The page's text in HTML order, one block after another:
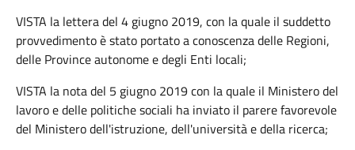
VISTA la lettera del 4 giugno 2019, con la quale il suddetto
provvedimento è stato portato a conoscenza delle Regioni,
delle Province autonome e degli Enti locali;
VISTA la nota del 5 giugno 2019 con la quale il Ministero del
lavoro e delle politiche sociali ha inviato il parere favorevole
del Ministero dell'istruzione, dell'università e della ricerca;